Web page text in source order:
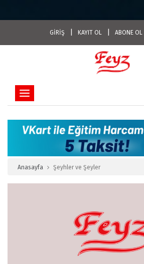
GİRİŞ KAYIT OL ABONE OL
Toggle navigation
Anasayfa Şeyhler ve Şeyler